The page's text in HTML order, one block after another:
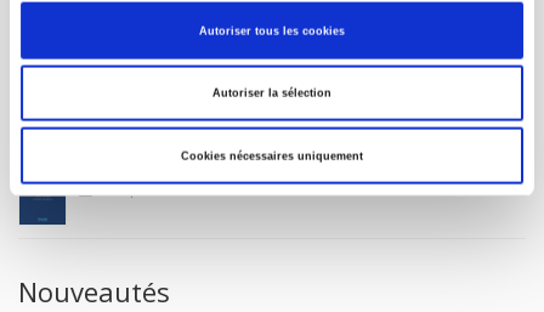
Autoriser tous les cookies
Autoriser la sélection
Cookies nécessaires uniquement
MON COMPTE
La France et l'Union européenne
4 sept. 2026
Nouveautés